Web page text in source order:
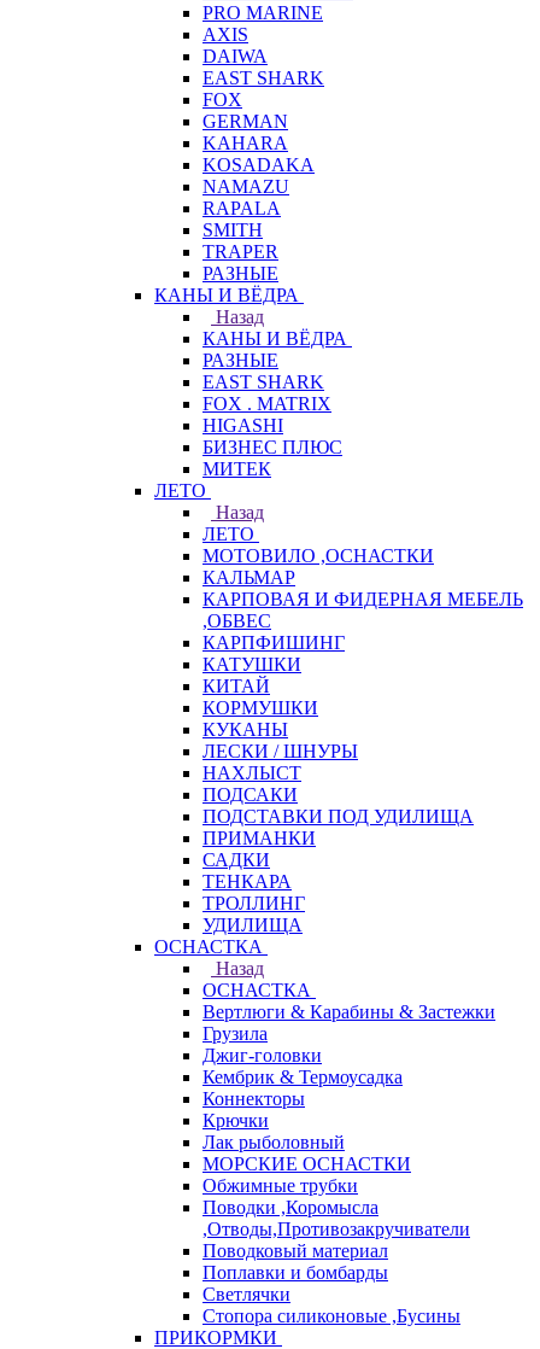
PRO MARINE
AXIS
DAIWA
EAST SHARK
FOX
GERMAN
KAHARA
KOSADAKA
NAMAZU
RAPALA
SMITH
TRAPER
РАЗНЫЕ
КАНЫ И ВЁДРА
Назад
КАНЫ И ВЁДРА
РАЗНЫЕ
EAST SHARK
FOX . MATRIX
HIGASHI
БИЗНЕС ПЛЮС
МИТЕК
ЛЕТО
Назад
ЛЕТО
МОТОВИЛО ,ОСНАСТКИ
КАЛЬМАР
КАРПОВАЯ И ФИДЕРНАЯ МЕБЕЛЬ
,ОБВЕС
КАРПФИШИНГ
КАТУШКИ
КИТАЙ
КОРМУШКИ
КУКАНЫ
ЛЕСКИ / ШНУРЫ
НАХЛЫСТ
ПОДСАКИ
ПОДСТАВКИ ПОД УДИЛИЩА
ПРИМАНКИ
САДКИ
ТЕНКАРА
ТРОЛЛИНГ
УДИЛИЩА
ОСНАСТКА
Назад
ОСНАСТКА
Вертлюги & Карабины & Застежки
Грузила
Джиг-головки
Кембрик & Термоусадка
Коннекторы
Крючки
Лак рыболовный
МОРСКИЕ ОСНАСТКИ
Обжимные трубки
Поводки ,Коромысла
,Отводы,Противозакручиватели
Поводковый материал
Поплавки и бомбарды
Светлячки
Стопора силиконовые ,Бусины
ПРИКОРМКИ